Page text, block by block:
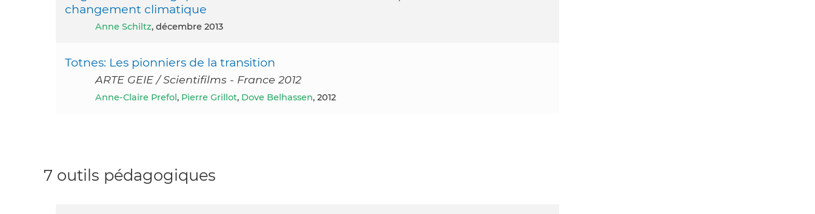
changement climatique
Anne Schiltz, décembre 2013
Totnes: Les pionniers de la transition
ARTE GEIE / Scientifilms - France 2012
Anne-Claire Prefol , Pierre Grillot, Dove Belhassen, 2012
7 outils pédagogiques